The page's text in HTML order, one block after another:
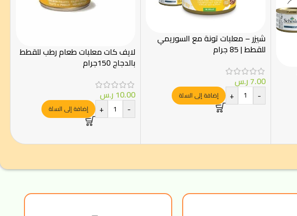
شيزر – معلبات تونة مع السوريمي
للقطط | 85 جرام
7.00ر.س
-
+ إضافة إلى السلة
لايف كات معلبات طعام رطب للقطط
بالدجاج 150جرام
10.00 ر.س
-
+ إضافة إلى السلة